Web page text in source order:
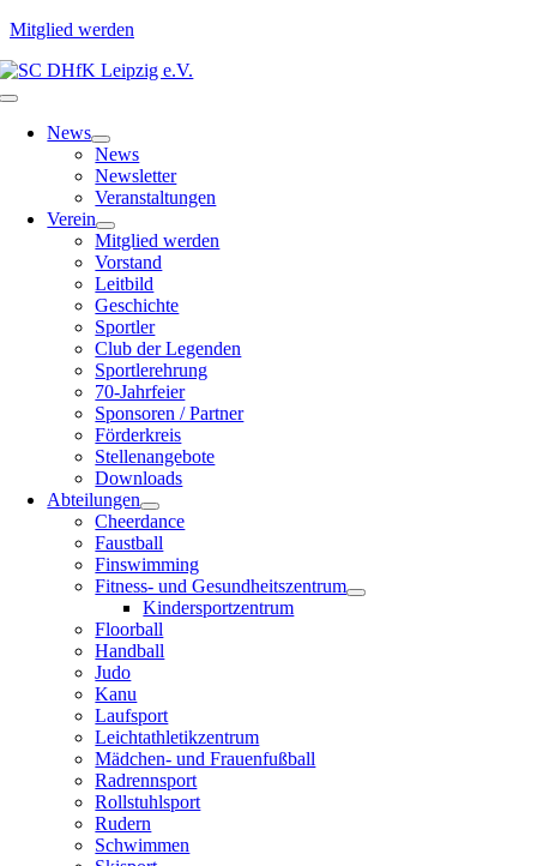
Mitglied werden
Zum
Inhalt
Toggle
NavigationNews
News
Newsletter
Veranstaltungen
Verein
Mitglied werden
Vorstand
Leitbild
Geschichte
Sportler
Club der Legenden
Sportlerehrung
70-Jahrfeier
Sponsoren / Partner
Förderkreis
Stellenangebote
Downloads
Abteilungen
Cheerdance
Faustball
Finswimming
Fitness- und Gesundheitszentrum
Kindersportzentrum
Floorball
Handball
Judo
Kanu
Laufsport
Leichtathletikzentrum
Mädchen- und Frauenfußball
Radrennsport
Rollstuhlsport
Rudern
Schwimmen